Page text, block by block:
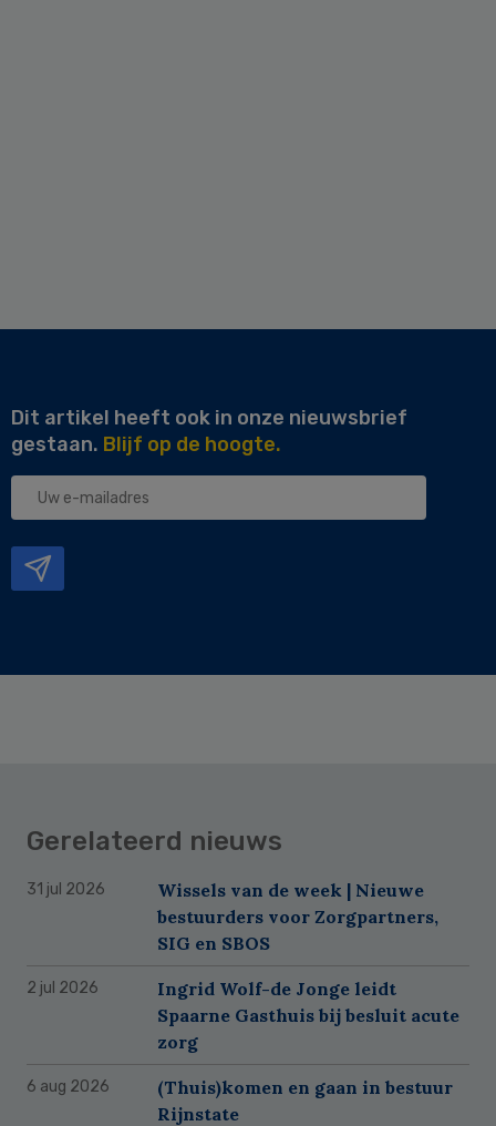
Dit artikel heeft ook in onze nieuwsbrief
gestaan. Blijf op de hoogte.
Uw
Gerelateerd nieuws
31 jul 2026
Wissels van de week | Nieuwe
bestuurders voor Zorgpartners,
SIG en SBOS
2 jul 2026
Ingrid Wolf-de Jonge leidt
Spaarne Gasthuis bij besluit acute
zorg
6 aug 2026
(Thuis)komen en gaan in bestuur
Rijnstate